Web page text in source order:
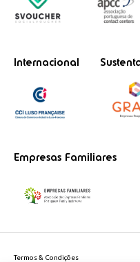
Internacional
Empresas Familiares
Termos & Condições